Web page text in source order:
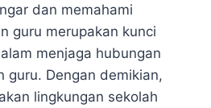
dan memahami
guru merupakan kunci
menjaga hubungan
guru. Dengan demikian,
lingkungan sekolah